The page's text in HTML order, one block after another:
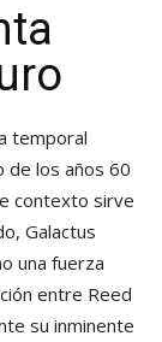
temporal
de los años 60
contexto sirve
Galactus
una fuerza
entre Reed
su inminente